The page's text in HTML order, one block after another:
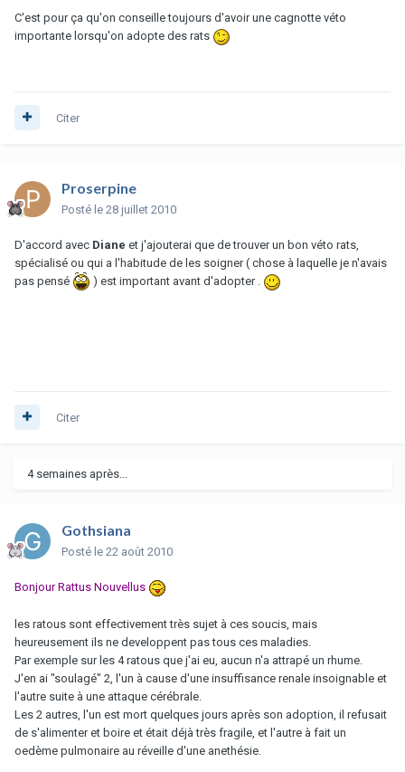
C'est pour ça qu'on conseille toujours d'avoir une cagnotte véto
importante lorsqu'on adopte des rats
Citer
Proserpine
Posté le 28 juillet 2010
D'accord avec Diane et j'ajouterai que de trouver un bon véto rats,
spécialisé ou qui a l'habitude de les soigner ( chose à laquelle je n'avais
pas pensé
) est important avant d'adopter .
Citer
4 semaines après...
Gothsiana
Posté le 22 août 2010
Bonjour Rattus Nouvellus
les ratous sont effectivement très sujet à ces soucis, mais
heureusement ils ne developpent pas tous ces maladies.
Par exemple sur les 4 ratous que j'ai eu, aucun n'a attrapé un rhume.
J'en ai "soulagé" 2, l'un à cause d'une insuffisance renale insoignable et
l'autre suite à une attaque cérébrale.
Les 2 autres, l'un est mort quelques jours après son adoption, il refusait
de s'alimenter et boire et était déjà très fragile, et l'autre à fait un
oedème pulmonaire au réveille d'une anethésie.